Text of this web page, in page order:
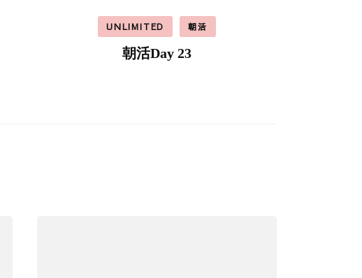
UNLIMITED 朝活
朝活Day 23